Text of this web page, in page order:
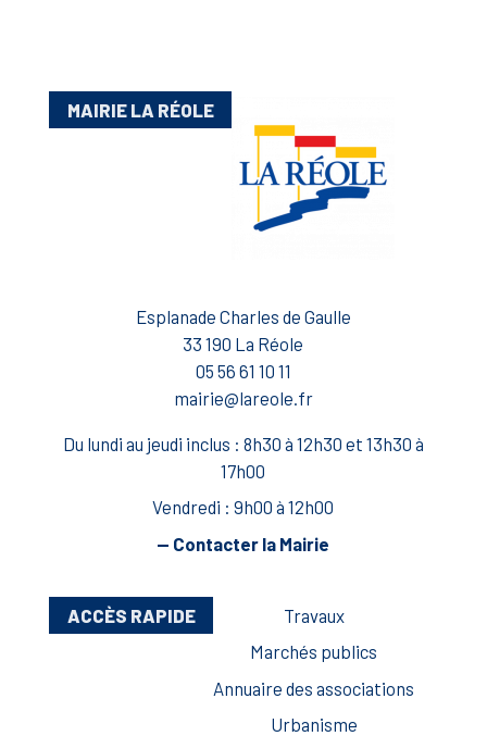
MAIRIE LA RÉOLE
Esplanade Charles de Gaulle
33 190 La Réole
05 56 61 10 11
mairie@lareole.fr
Du lundi au jeudi inclus : 8h30 à 12h30 et 13h30 à
17h00
Vendredi : 9h00 à 12h00
— Contacter la Mairie
ACCÈS RAPIDE
Travaux
Marchés publics
Annuaire des associations
Urbanisme